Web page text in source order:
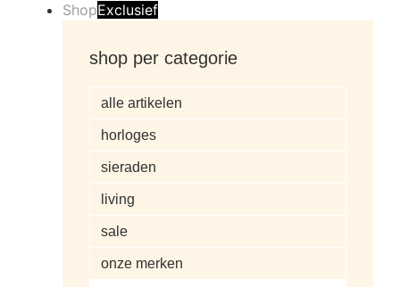
ShopExclusief
shop per categorie
alle artikelen
horloges
sieraden
living
sale
onze merken